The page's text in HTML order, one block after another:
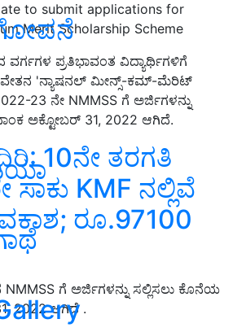
to submit applications for
Merit Scholarship Scheme
ಪ್ರತಿಭಾವಂತ ವಿದ್ಯಾರ್ಥಿಗಳಿಗೆ
'ನ್ಯಾಷನಲ್ ಮೀನ್ಸ್-ಕಮ್-ಮೆರಿಟ್
23 ನೇ NMMSS ಗೆ ಅರ್ಜಿಗಳನ್ನು
ಅಕ್ಟೋಬರ್ 31, 2022 ಆಗಿದೆ.
10ನೇ ತರಗತಿ
ಸಾಕು KMF ನಲ್ಲಿವೆ
ರೂ.97100
ಗೆ ಅರ್ಜಿಗಳನ್ನು ಸಲ್ಲಿಸಲು ಕೊನೆಯ
2022 ಆಗಿದೆ .